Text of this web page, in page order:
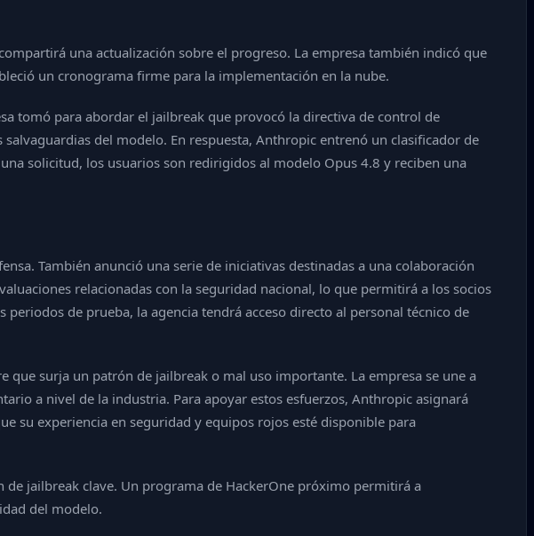
una actualización sobre el progreso. La empresa también indicó que
un cronograma firme para la implementación en la nube.
tomó para abordar el jailbreak que provocó la directiva de control de
del modelo. En respuesta, Anthropic entrenó un clasificador de
solicitud, los usuarios son redirigidos al modelo Opus 4.8 y reciben una
También anunció una serie de iniciativas destinadas a una colaboración
relacionadas con la seguridad nacional, lo que permitirá a los socios
de prueba, la agencia tendrá acceso directo al personal técnico de
surja un patrón de jailbreak o mal uso importante. La empresa se une a
a nivel de la industria. Para apoyar estos esfuerzos, Anthropic asignará
su experiencia en seguridad y equipos rojos esté disponible para
jailbreak clave. Un programa de HackerOne próximo permitirá a
del modelo.